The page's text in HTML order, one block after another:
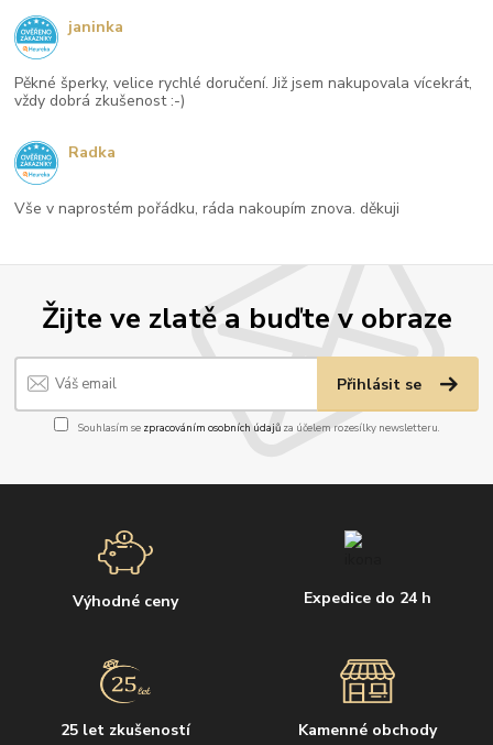
Žijte ve zlatě a buďte v obraze
Přihlásit se
Souhlasím se zpracováním osobních údajůza účelem rozesílky newsletteru.
Výhodné ceny Expedice do 24 h
25 let zkušeností Kamenné obchody
Pěkné šperky, velice rychlé doručení. Již jsem nakupovala vícekrát,
vždy dobrá zkušenost :-)
janinka
Vše v naprostém pořádku, ráda nakoupím znova. děkuji
Radka